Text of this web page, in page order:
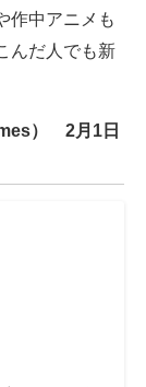
作中アニメも
んだ人でも新
） 2月1日